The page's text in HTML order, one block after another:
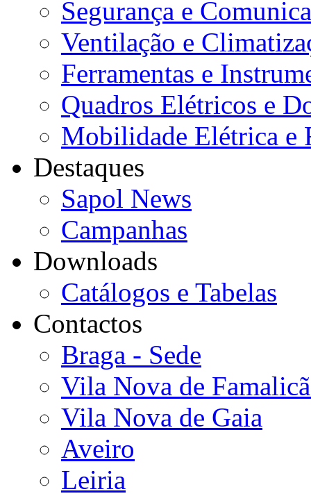
Segurança e
Ventilação e
Ferramentas e
Quadros Elétricos e
Mobilidade Elétrica e
Destaques
Sapol News
Campanhas
Downloads
Catálogos e Tabelas
Contactos
Braga - Sede
Vila Nova de
Vila Nova de Gaia
Aveiro
Leiria